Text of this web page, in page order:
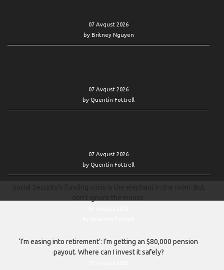
07 Avqust 2026
by Britney Nguyen
07 Avqust 2026
by Quentin Fottrell
07 Avqust 2026
by Quentin Fottrell
‘I’m easing into retirement’: I’m getting an $80,000 pension
payout. Where can I invest it safely?